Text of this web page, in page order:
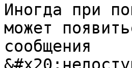
Иногда при
может
сообщения